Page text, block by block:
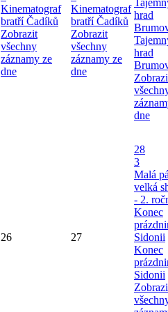
Kinematograf
bratří Čadíků
Zobrazit
všechny
záznamy ze
dne
Kinematograf
bratří Čadíků
Zobrazit
všechny
záznamy ze
dne
hrad
hrad
dne
26 27
28
3
Malá
velká
- 2.
Konec
Sidonii
Konec
Sidonii